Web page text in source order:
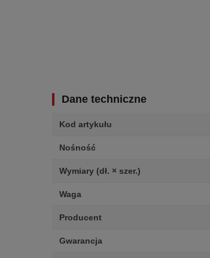
Dane techniczne
Kod artykułu
Nośność
Wymiary (dł. × szer.)
Waga
Producent
Gwarancja